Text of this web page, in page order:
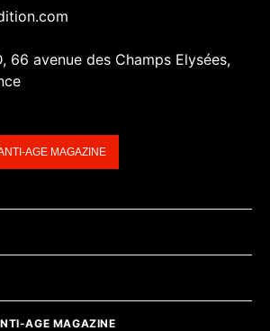
66 avenue des Champs Elysées,
AGE MAGAZINE
AGE MAGAZINE